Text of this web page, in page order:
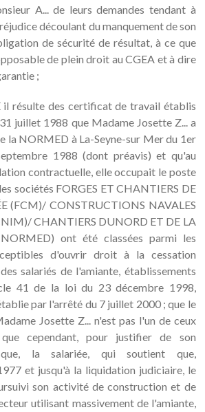
A... de leurs demandes tendant à
découlant du manquement de son
de sécurité de résultat, à ce que
de plein droit au CGEA et à dire
;
il résulte des certificat de travail établis
juillet 1988 que Madame Josette Z... a
la NORMED à La-Seyne-sur Mer du 1er
1988 (dont préavis) et qu'au
contractuelle, elle occupait le poste
sociétés FORGES ET CHANTIERS DE
(FCM)/ CONSTRUCTIONS NAVALES
CHANTIERS DUNORD ET DE LA
ont été classées parmi les
d'ouvrir droit à la cessation
salariés de l'amiante, établissements
41 de la loi du 23 décembre 1998,
par l'arrêté du 7 juillet 2000 ; que le
Josette Z... n'est pas l'un de ceux
cependant, pour justifier de son
la salariée, qui soutient que,
et jusqu'à la liquidation judiciaire, le
son activité de construction et de
utilisant massivement de l'amiante,